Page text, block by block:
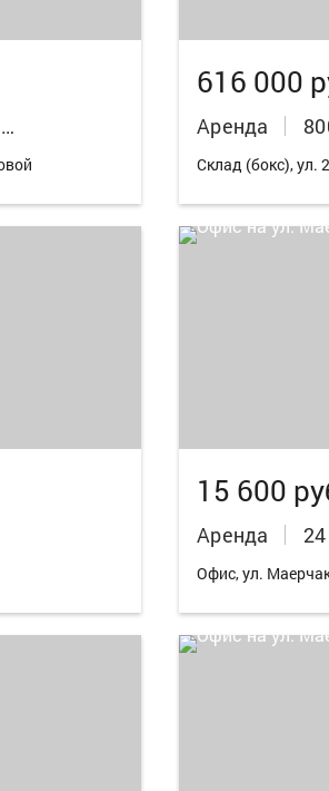
универсальное неж.пом.
616 000
Аренда
Склад (бокс), ул.
15 600
Аренда
Офис, ул.